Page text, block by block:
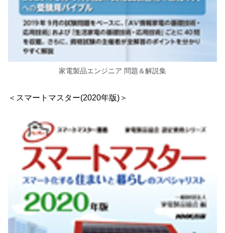
家電製品エンジニア 問題＆解説集
＜スマートマスター(2020年版)＞